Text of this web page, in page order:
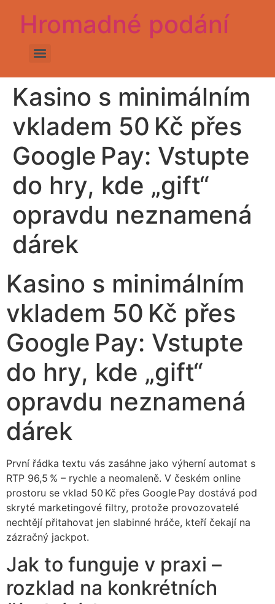
Hromadné podání
Kasino s minimálním
vkladem 50 Kč přes
Google Pay: Vstupte
do hry, kde „gift“
opravdu neznamená
dárek
Kasino s minimálním
vkladem 50 Kč přes
Google Pay: Vstupte
do hry, kde „gift“
opravdu neznamená
dárek
První řádka textu vás zasáhne jako výherní automat s
RTP 96,5 % – rychle a neomaleně. V českém online
prostoru se vklad 50 Kč přes Google Pay dostává pod
skryté marketingové filtry, protože provozovatelé
nechtějí přitahovat jen slabinné hráče, kteří čekají na
zázračný jackpot.
Jak to funguje v praxi –
rozklad na konkrétních